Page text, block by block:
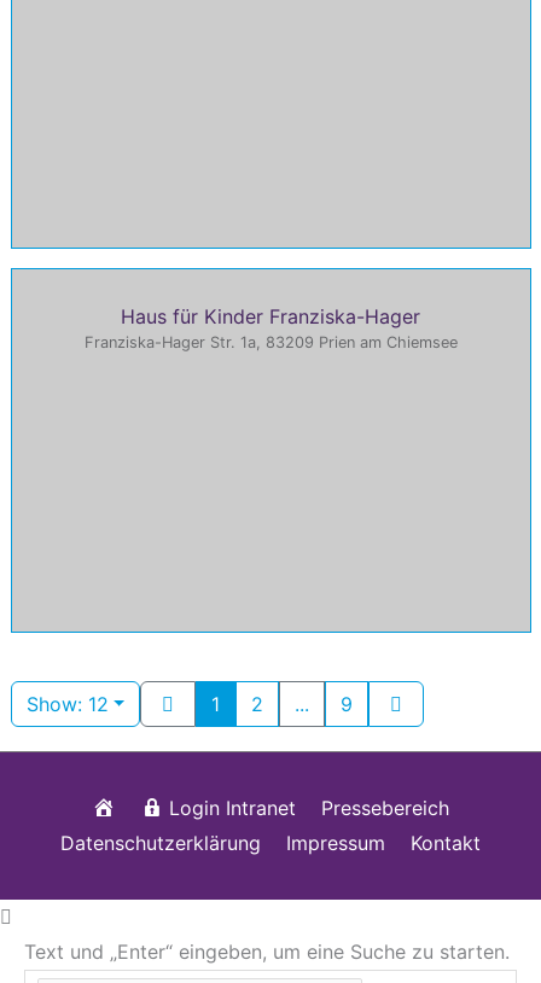
Haus für Kinder Franziska-Hager
Franziska-Hager Str. 1a, 83209 Prien am Chiemsee
Show: 12 1 2 ... 9
StartseiteLogin Intranet
Pressebereich
Datenschutzerklärung
Impressum Kontakt
Text und „Enter“ eingeben, um eine Suche zu starten.